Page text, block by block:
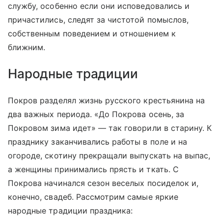
службу, особенно если они исповедовались и
причастились, следят за чистотой помыслов,
собственным поведением и отношением к
ближним.
Народные традиции
Покров разделял жизнь русского крестьянина на
два важных периода. «До Покрова осень, за
Покровом зима идет» — так говорили в старину. К
празднику заканчивались работы в поле и на
огороде, скотину прекращали выпускать на выпас,
а женщины принимались прясть и ткать. С
Покрова начинался сезон веселых посиделок и,
конечно, свадеб. Рассмотрим самые яркие
народные традиции праздника: